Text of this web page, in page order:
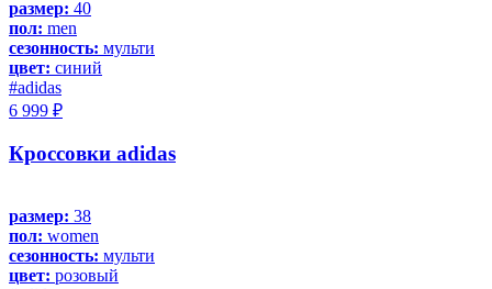
размер: 40
пол: men
сезонность: мульти
цвет: синий
#adidas
6 999 ₽
Кроссовки adidas
размер: 38
пол: women
сезонность: мульти
цвет: розовый